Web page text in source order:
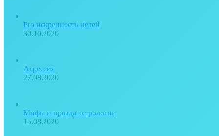
Pro искренность целей
30.10.2020
Агрессия
27.08.2020
Мифы и правда астрологии
15.08.2020